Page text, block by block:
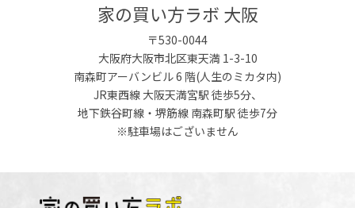
家の買い方ラボ 大阪
〒530-0044
大阪府大阪市北区東天満 1-3-10
南森町アーバンビル 6 階(人生のミカタ内)
JR東西線 大阪天満宮駅 徒歩5分、
地下鉄谷町線・堺筋線 南森町駅 徒歩7分
※駐車場はございません